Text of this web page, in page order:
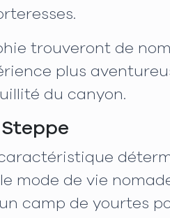
trouveront de
plus
du canyon.
mode de vie
camp de yourtes